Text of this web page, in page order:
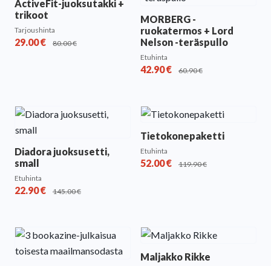
ActiveFit-juoksutakki +
trikoot
Tarjoushinta
29.00€ 80.00€
MORBERG -
ruokatermos + Lord
Nelson -teräspullo
Etuhinta
42.90€ 60.90€
Diadora juoksusetti,
small
Etuhinta
22.90€ 145.00€
Tietokonepaketti
Etuhinta
52.00€ 119.90€
Maljakko Rikke